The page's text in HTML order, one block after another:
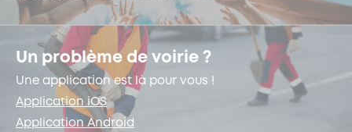
Un problème de voirie ?
Une application est là pour vous !
Application iOS
Application Android